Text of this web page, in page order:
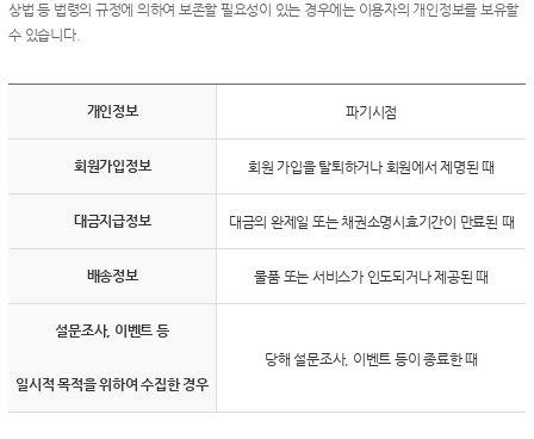
상법 등 법령의 규정에 의하여 보존할 필요성이 있는 경우에는 이용자의 개인정보를 보유할
수 있습니다.
개인정보 파기시점
회원가입정보 회원 가입을 탈퇴하거나 회원에서 제명된 때
대금지급정보 대금의 완제일 또는 채권소명시효기간이 만료된 때
배송정보 물품 또는 서비스가 인도되거나 제공된 때
설문조사, 이벤트 등
일시적 목적을 위하여 수집한 경우
당해 설문조사, 이벤트 등이 종료한 때